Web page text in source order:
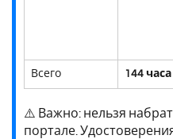
Всего 144 часа
⚠️ Важно: нельзя
портале.